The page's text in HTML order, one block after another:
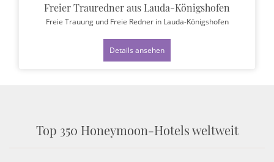
Freier Trauredner aus Lauda-Königshofen
Freie Trauung und Freie Redner in Lauda-Königshofen
Details ansehen
Top 350 Honeymoon-Hotels weltweit